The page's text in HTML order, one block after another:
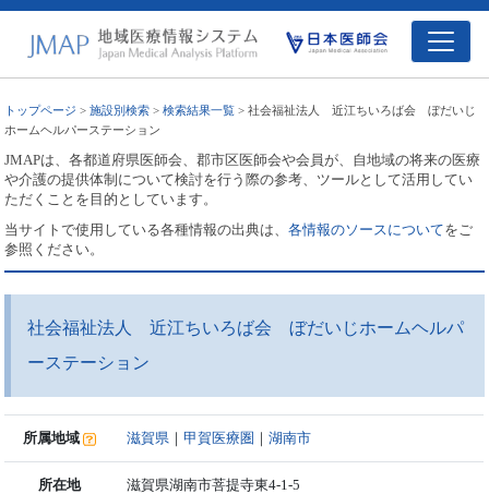
トップページ >施設別検索 >検索結果一覧 > 社会福祉法人 近江ちいろば会 ぼだいじ
ホームヘルパーステーション
JMAPは、各都道府県医師会、郡市区医師会や会員が、自地域の将来の医療
や介護の提供体制について検討を行う際の参考、ツールとして活用してい
ただくことを目的としています。
当サイトで使用している各種情報の出典は、各情報のソースについてをご
参照ください。
社会福祉法人 近江ちいろば会 ぼだいじホームヘルパ
ーステーション
所属地域 滋賀県 ｜甲賀医療圏 ｜湖南市
所在地 滋賀県湖南市菩提寺東4-1-5